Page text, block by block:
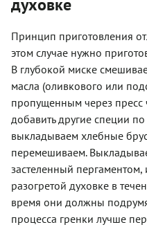
духовке
Принцип приготовления
этом случае нужно
В глубокой миске
масла (оливкового или
пропущенным через
добавить другие специи
выкладываем хлебные
перемешиваем.
застеленный
разогретой духовке в
время они должны
процесса гренки лучше